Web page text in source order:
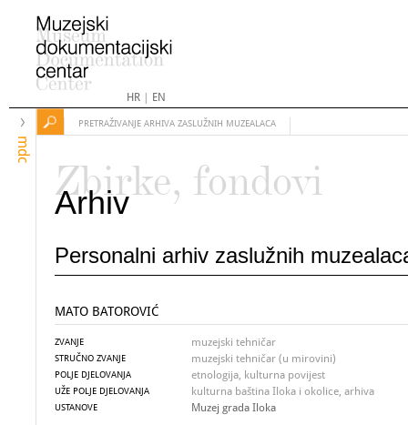
HR| EN
mdc
PRETRAŽIVANJE ARHIVA ZASLUŽNIH MUZEALACA
Zbirke, fondovi
Arhiv
Personalni arhiv zaslužnih
MATO BATOROVIĆ
ZVANJE muzejski tehničar
STRUČNO ZVANJE muzejski tehničar (u mirovini)
POLJE DJELOVANJA etnologija, kulturna povijest
UŽE POLJE DJELOVANJA kulturna baština Iloka i okolice, arhiva
USTANOVE Muzej grada Iloka